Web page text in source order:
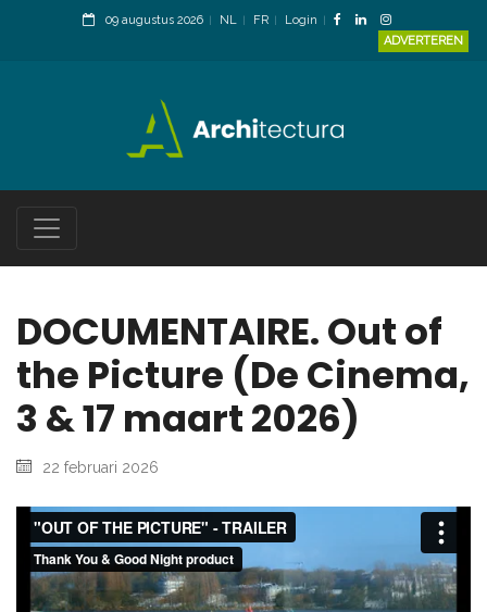
09 augustus 2026 NL FR
Login
ADVERTEREN
DOCUMENTAIRE. Out of
the Picture (De Cinema,
3 & 17 maart 2026)
22 februari 2026